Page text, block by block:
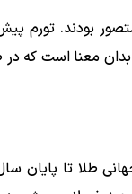
دیگر، حتی در صورت نبود جنگ، کارشناسان تورم ۶۰
را تا ۱۱۰ درصد نیز افزایش دهد.
طلا تا پایان